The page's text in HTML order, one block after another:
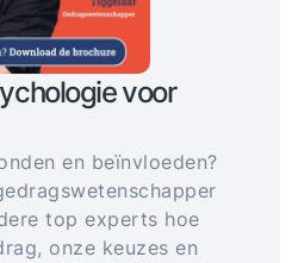
voor
en beïnvloeden?
top experts hoe
onze keuzes en